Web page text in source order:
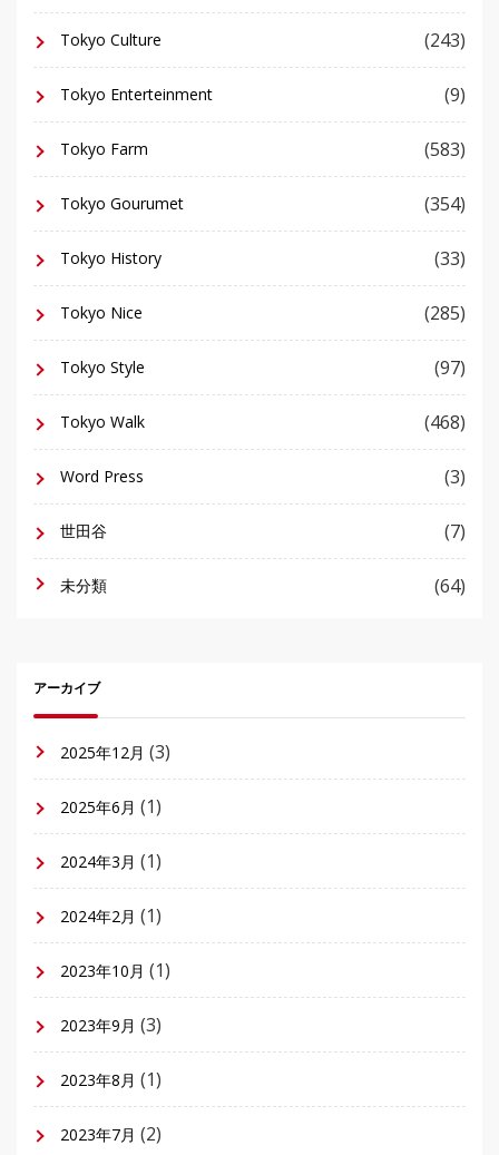
Tokyo Culture (243)
Tokyo Enterteinment (9)
Tokyo Farm (583)
Tokyo Gourumet (354)
Tokyo History (33)
Tokyo Nice (285)
Tokyo Style (97)
Tokyo Walk (468)
Word Press (3)
世田谷 (7)
未分類 (64)
アーカイブ
2025年12月 (3)
2025年6月 (1)
2024年3月 (1)
2024年2月 (1)
2023年10月 (1)
2023年9月 (3)
2023年8月 (1)
2023年7月 (2)